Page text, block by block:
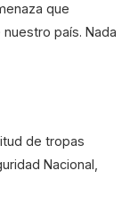
que
país. Nada
de tropas
Nacional,